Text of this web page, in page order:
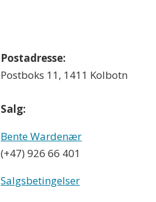
Postadresse:
Postboks 11, 1411 Kolbotn
Salg:
Bente Wardenær
(+47) 926 66 401
Salgsbetingelser